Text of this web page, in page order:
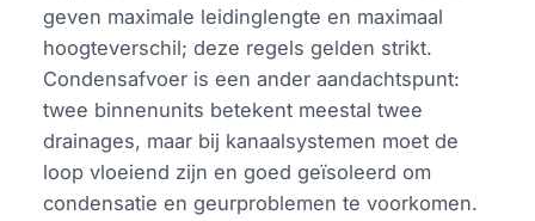
geven maximale leidinglengte en maximaal
hoogteverschil; deze regels gelden strikt.
Condensafvoer is een ander aandachtspunt:
twee binnenunits betekent meestal twee
drainages, maar bij kanaalsystemen moet de
loop vloeiend zijn en goed geïsoleerd om
condensatie en geurproblemen te voorkomen.